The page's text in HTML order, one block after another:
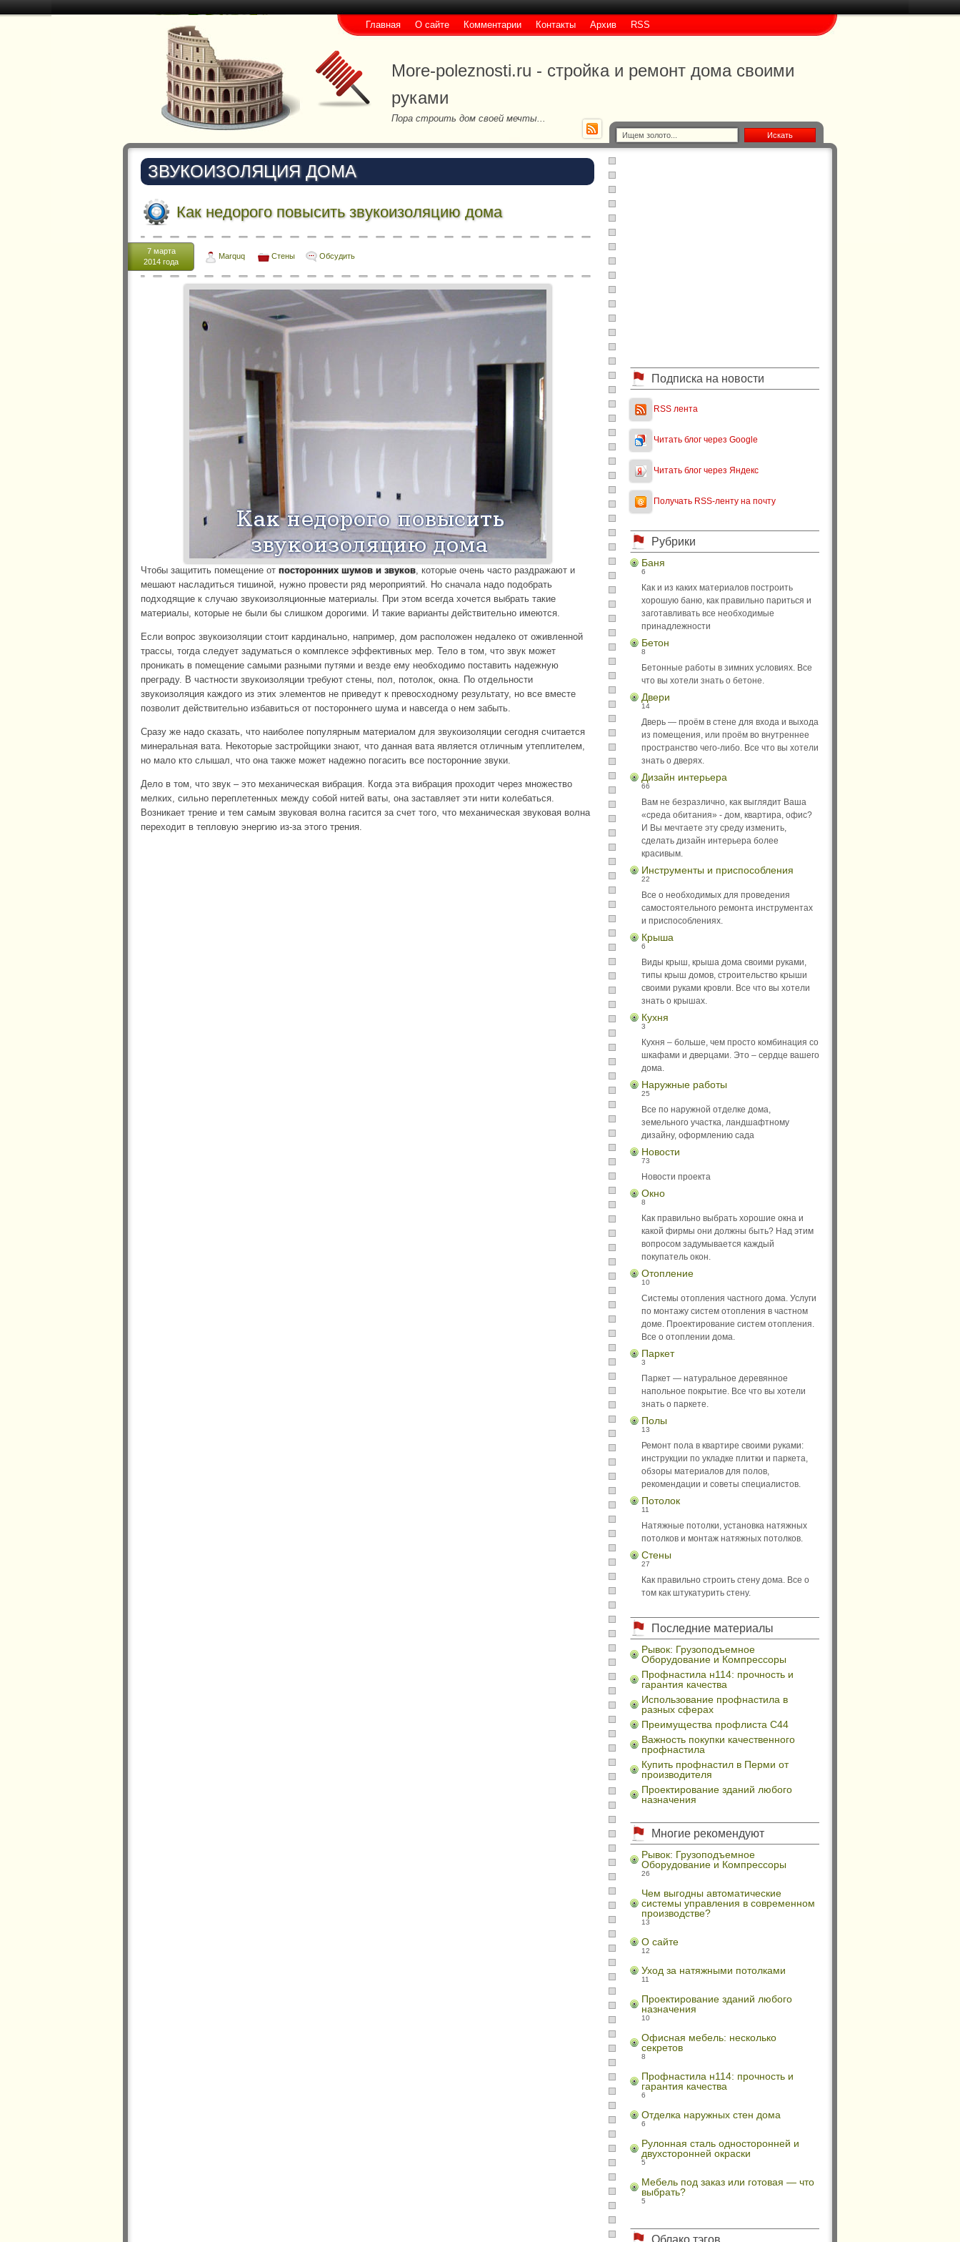
Искать
More-poleznosti.ru - стройка и ремонт дома своими
руками
Пора строить дом своей мечты...
Главная О сайте Комментарии Контакты Архив RSS
ЗВУКОИЗОЛЯЦИЯ ДОМА
Как недорого повысить звукоизоляцию дома
7 марта
2014 года
Marquq Стены Обсудить
Чтобы защитить помещение от посторонних шумов и звуков, которые очень часто раздражают и
мешают насладиться тишиной, нужно провести ряд мероприятий. Но сначала надо подобрать
подходящие к случаю звукоизоляционные материалы. При этом всегда хочется выбрать такие
материалы, которые не были бы слишком дорогими. И такие варианты действительно имеются.
Если вопрос звукоизоляции стоит кардинально, например, дом расположен недалеко от оживленной
трассы, тогда следует задуматься о комплексе эффективных мер. Тело в том, что звук может
проникать в помещение самыми разными путями и везде ему необходимо поставить надежную
преграду. В частности звукоизоляции требуют стены, пол, потолок, окна. По отдельности
звукоизоляция каждого из этих элементов не приведут к превосходному результату, но все вместе
позволит действительно избавиться от постороннего шума и навсегда о нем забыть.
Сразу же надо сказать, что наиболее популярным материалом для звукоизоляции сегодня считается
минеральная вата. Некоторые застройщики знают, что данная вата является отличным утеплителем,
но мало кто слышал, что она также может надежно погасить все посторонние звуки.
Дело в том, что звук – это механическая вибрация. Когда эта вибрация проходит через множество
мелких, сильно переплетенных между собой нитей ваты, она заставляет эти нити колебаться.
Возникает трение и тем самым звуковая волна гасится за счет того, что механическая звуковая волна
переходит в тепловую энергию из-за этого трения.
Подписка на новости
RSS лента
Читать блог через Google
Читать блог через Яндекс
Получать RSS-ленту на почту
Рубрики
Баня
6
Как и из каких материалов построить
хорошую баню, как правильно париться и
заготавливать все необходимые
принадлежности
Бетон
8
Бетонные работы в зимних условиях. Все
что вы хотели знать о бетоне.
Двери
14
Дверь — проём в стене для входа и выхода
из помещения, или проём во внутреннее
пространство чего-либо. Все что вы хотели
знать о дверях.
Дизайн интерьера
66
Вам не безразлично, как выглядит Ваша
«среда обитания» - дом, квартира, офис?
И Вы мечтаете эту среду изменить,
сделать дизайн интерьера более
красивым.
Инструменты и приспособления
22
Все о необходимых для проведения
самостоятельного ремонта инструментах
и приспособлениях.
Крыша
6
Виды крыш, крыша дома своими руками,
типы крыш домов, строительство крыши
своими руками кровли. Все что вы хотели
знать о крышах.
Кухня
3
Кухня – больше, чем просто комбинация со
шкафами и дверцами. Это – сердце вашего
дома.
Наружные работы
25
Все по наружной отделке дома,
земельного участка, ландшафтному
дизайну, оформлению сада
Новости
73
Новости проекта
Окно
8
Как правильно выбрать хорошие окна и
какой фирмы они должны быть? Над этим
вопросом задумывается каждый
покупатель окон.
Отопление
10
Системы отопления частного дома. Услуги
по монтажу систем отопления в частном
доме. Проектирование систем отопления.
Все о отоплении дома.
Паркет
3
Паркет — натуральное деревянное
напольное покрытие. Все что вы хотели
знать о паркете.
Полы
13
Ремонт пола в квартире своими руками:
инструкции по укладке плитки и паркета,
обзоры материалов для полов,
рекомендации и советы специалистов.
Потолок
11
Натяжные потолки, установка натяжных
потолков и монтаж натяжных потолков.
Стены
27
Как правильно строить стену дома. Все о
том как штукатурить стену.
Последние материалы
Рывок: Грузоподъемное
Оборудование и Компрессоры
Профнастила н114: прочность и
гарантия качества
Использование профнастила в
разных сферах
Преимущества профлиста С44
Важность покупки качественного
профнастила
Купить профнастил в Перми от
производителя
Проектирование зданий любого
назначения
Многие рекомендуют
Рывок: Грузоподъемное
Оборудование и Компрессоры
26
Чем выгодны автоматические
системы управления в современном
производстве?
13
О сайте
12
Уход за натяжными потолками
11
Проектирование зданий любого
назначения
10
Офисная мебель: несколько
секретов
8
Профнастила н114: прочность и
гарантия качества
6
Отделка наружных стен дома
6
Рулонная сталь односторонней и
двухсторонней окраски
5
Мебель под заказ или готовая — что
выбрать?
5
Облако тэгов